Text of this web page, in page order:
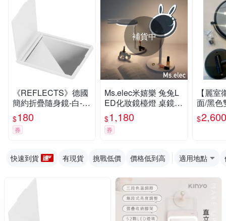
《REFLECTS》德國
簡約折疊隨身鏡-白--
鏡子 化妝鏡
$180
券
補貨中
Ms.elec米嬉樂 兔兔L
ED化妝鏡檯燈 桌鏡
檯燈 LED燈鏡 美妝鏡
圓鏡
$1,180
券
【麗
面/黑色
$2,600
快速到貨 有現貨 挑戰低價 價格低到高 適用地點